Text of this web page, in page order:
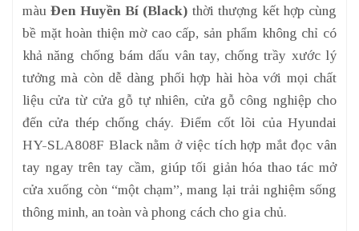
màuĐen Huyền Bí (Black) thời thượng kết hợp cùng
bề mặt hoàn thiện mờ cao cấp, sản phẩm không chỉ có
khả năng chống bám dấu vân tay, chống trầy xước lý
tưởng mà còn dễ dàng phối hợp hài hòa với mọi chất
liệu cửa từ cửa gỗ tự nhiên, cửa gỗ công nghiệp cho
đến cửa thép chống cháy. Điểm cốt lõi của Hyundai
HY-SLA808F Black nằm ở việc tích hợp mắt đọc vân
tay ngay trên tay cầm, giúp tối giản hóa thao tác mở
cửa xuống còn “một chạm”, mang lại trải nghiệm sống
thông minh, an toàn và phong cách cho gia chủ.